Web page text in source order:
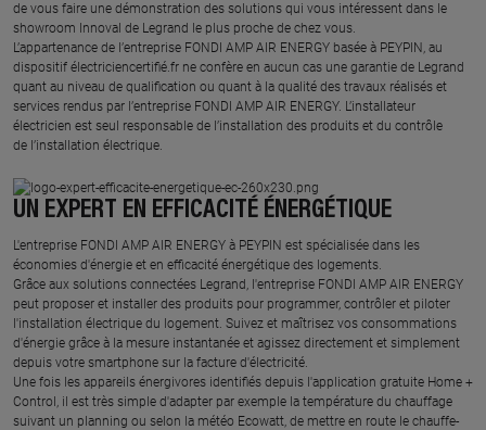
de vous faire une démonstration des solutions qui vous intéressent dans le
showroom Innoval de Legrand le plus proche de chez vous.​
L’appartenance de l’entreprise FONDI AMP AIR ENERGY basée à PEYPIN, au
dispositif électriciencertifié.fr ne confère en aucun cas une garantie de Legrand
quant au niveau de qualification ou quant à la qualité des travaux réalisés et
services rendus par l’entreprise FONDI AMP AIR ENERGY. L’installateur
électricien est seul responsable de l’installation des produits et du contrôle
de l’installation électrique.
UN EXPERT EN EFFICACITÉ ÉNERGÉTIQUE
L'entreprise FONDI AMP AIR ENERGY à PEYPIN est spécialisée dans les
économies d'énergie et en efficacité énergétique des logements.
Grâce aux solutions connectées Legrand, l'entreprise FONDI AMP AIR ENERGY
peut proposer et installer des produits pour programmer, contrôler et piloter
l'installation électrique du logement. Suivez et maîtrisez vos consommations
d'énergie grâce à la mesure instantanée et agissez directement et simplement
depuis votre smartphone sur la facture d'électricité.
Une fois les appareils énergivores identifiés depuis l'application gratuite Home +
Control, il est très simple d'adapter par exemple la température du chauffage
suivant un planning ou selon la météo Ecowatt, de mettre en route le chauffe-